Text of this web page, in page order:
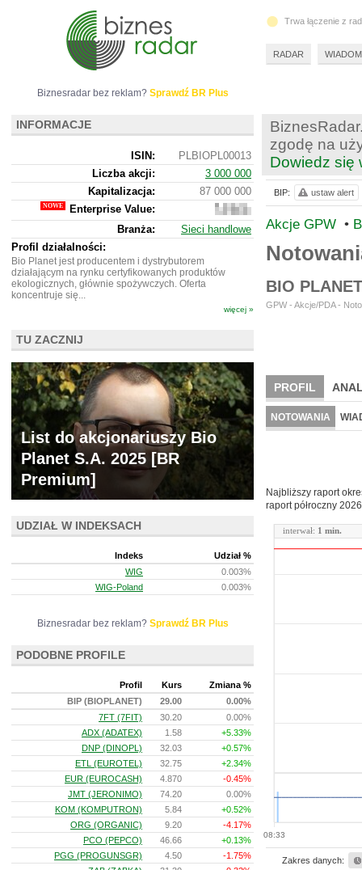
zgodę na
Dowiedz się
Akcje GPW •
BIO
GPW - Akcje/PDA -
PROFIL
BR LAB
NOTOWANIA
Najbliższy raport
raport półroczny
08:33
interwał: 1 min.
Zakres danych:
BIP: ustaw alert
Biznesradar bez reklam? Sprawdź BR Plus
INFORMACJE
ISIN:
PLBIOPL00013
Liczba akcji:
3 000 000
Kapitalizacja:
87 000 000
Enterprise Value:
86
837
000
Branża:
Sieci handlowe
Profil działalności:
Bio Planet jest producentem i dystrybutorem
działającym na rynku certyfikowanych produktów
ekologicznych, głównie spożywczych. Oferta
koncentruje się...
więcej »
TU ZACZNIJ
List do akcjonariuszy Bio
Planet S.A. 2025 [BR
Premium]
UDZIAŁ W INDEKSACH
Indeks
Udział %
WIG
0.003%
WIG-Poland
0.003%
Biznesradar bez reklam? Sprawdź BR Plus
PODOBNE PROFILE
Profil Kurs
Zmiana %
BIP (BIOPLANET)
29.00
0.00%
7FT (7FIT)
30.20
0.00%
ADX (ADATEX)
1.58
+5.33%
DNP (DINOPL)
32.03
+0.57%
ETL (EUROTEL)
32.75
+2.34%
EUR (EUROCASH)
4.870
-0.45%
JMT (JERONIMO)
74.20
0.00%
KOM (KOMPUTRON)
5.84
+0.52%
ORG (ORGANIC)
9.20
-4.17%
PCO (PEPCO)
46.66
+0.13%
PGG (PROGUNSGR)
4.50
-1.75%
Trwa łączenie z
RADAR